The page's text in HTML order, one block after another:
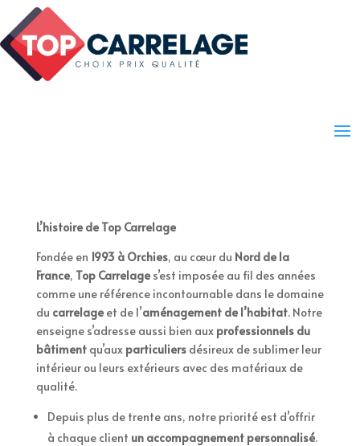
L’histoire de Top Carrelage
Fondée en 1993 à Orchies, au cœur du Nord de la
France, Top Carrelages’est imposée au fil des années
comme une référence incontournable dans le domaine
du carrelageet de l’aménagement de l’habitat. Notre
enseigne s’adresse aussi bien aux professionnels du
bâtimentqu’aux particuliersdésireux de sublimer leur
intérieur ou leurs extérieurs avec des matériaux de
qualité.
Depuis plus de trente ans, notre priorité est d’offrir
à chaque client un accompagnement personnalisé.